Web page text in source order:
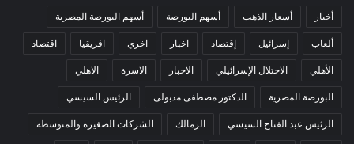
أخبار أسعار الذهب أسهم البورصة أسهم البورصة المصرية
ألعاب إسرائيل إقتصاد اخبار اخري افريقيا اقتصاد
الأهلي الاحتلال الإسرائيلي الاخبار الاسرة الاهلي
البورصة المصرية الدكتور مصطفى مدبولى الرئيس السيسي
الرئيس عبد الفتاح السيسي الزمالك الشركات الصغيرة والمتوسطة